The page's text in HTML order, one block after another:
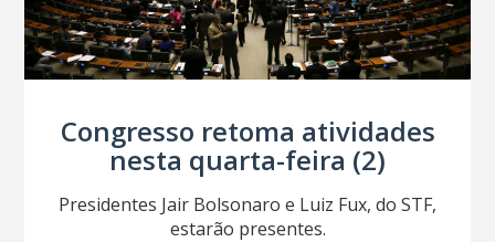
Congresso retoma atividades
nesta quarta-feira (2)
Presidentes Jair Bolsonaro e Luiz Fux, do STF,
estarão presentes.